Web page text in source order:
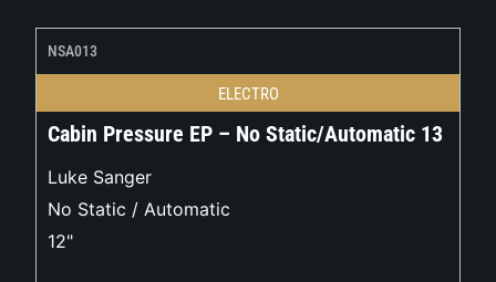
NSA013
ELECTRO
Cabin Pressure EP – No Static/Automatic 13
Luke Sanger
No Static / Automatic
12"